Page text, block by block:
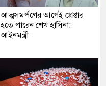
আত্মসমর্পণের আগেই গ্রেপ্তার
হতে পারেন শেখ হাসিনা:
আইনমন্ত্রী